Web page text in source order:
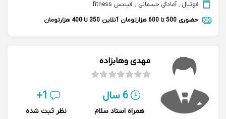
فوتبال , آمادگی جسمانی , فیتنس fitness
حضوری 500 تا 600 هزارتومان آنلاین 350 تا 400 هزارتومان
مهدی وهابزاده
6 سال
همراه استاد سلام
1+
نظر ثبت شده